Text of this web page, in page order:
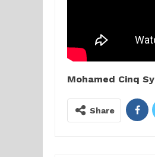
Mohamed Cinq
Share